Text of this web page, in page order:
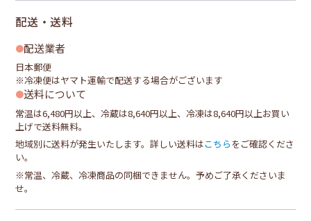
配送・送料
配送業者
日本郵便
※冷凍便はヤマト運輸で配送する場合がございます
送料について
常温は6,480円以上、冷蔵は8,640円以上、冷凍は8,640円以上お買い
上げで送料無料。
地域別に送料が発生いたします。詳しい送料はこちら をご確認くださ
い。
※常温、冷蔵、冷凍商品の同梱できません。予めご了承くださいま
せ。